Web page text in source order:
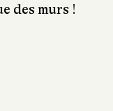
des murs !